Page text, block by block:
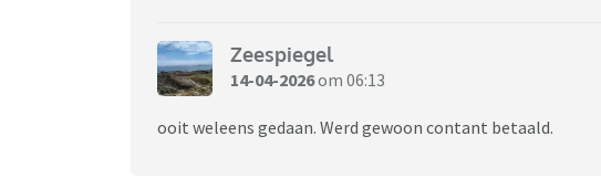
Zeespiegel
14-04-2026om 06:13
ooit weleens gedaan. Werd gewoon contant betaald.